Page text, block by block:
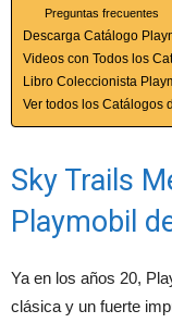
Preguntas frecuentes
Descarga Catálogo
Videos con Todos los
Libro Coleccionista
Ver todos los Catálogos
Sky Trails
Playmobil
Ya en los años 20,
clásica y un fuerte